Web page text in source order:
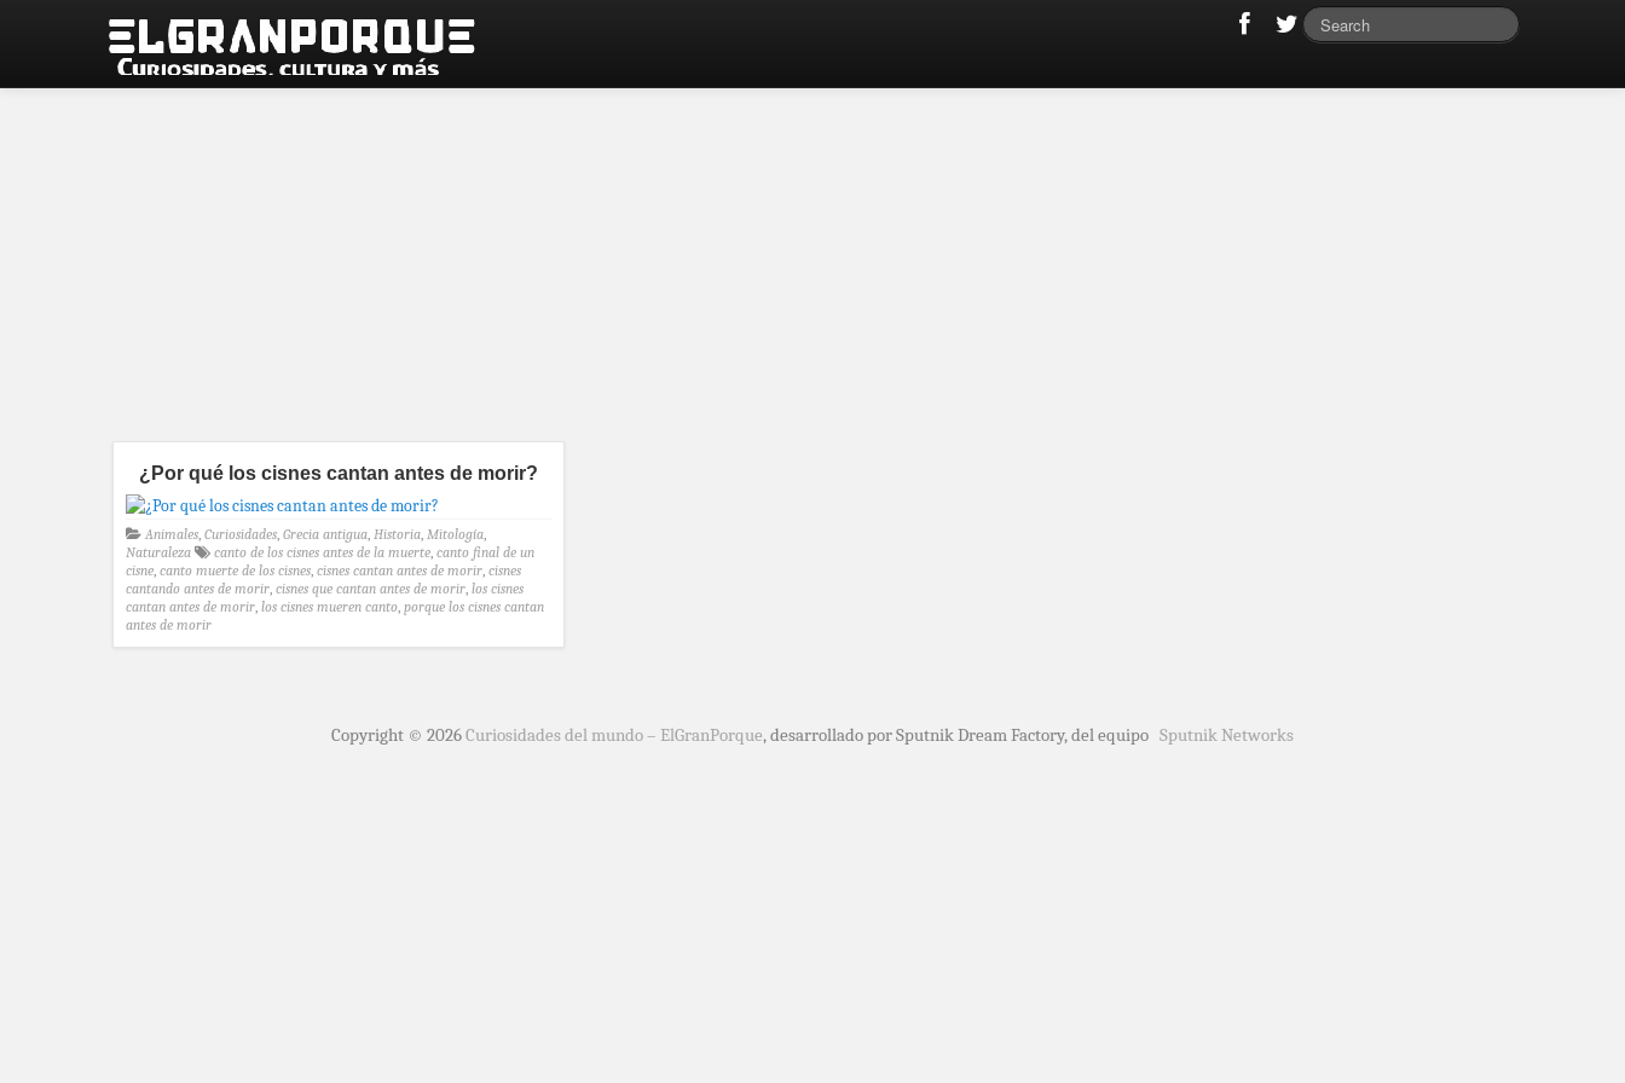
¿Por qué los cisnes cantan antes de morir?
Animales, Curiosidades, Grecia antigua, Historia, Mitología,
Naturaleza
canto de los cisnes antes de la muerte, canto final de un
cisne, canto muerte de los cisnes, cisnes cantan antes de morir, cisnes
cantando antes de morir, cisnes que cantan antes de morir, los cisnes
cantan antes de morir, los cisnes mueren canto, porque los cisnes cantan
antes de morir
Copyright © 2026Curiosidades del mundo – ElGranPorque, desarrollado por Sputnik Dream Factory, del equipo Sputnik Networks